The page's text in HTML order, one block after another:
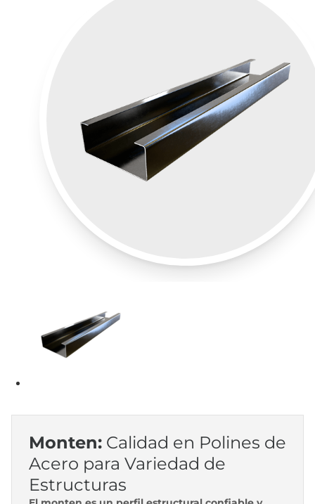
Monten: Calidad en Polines de
Acero para Variedad de
Estructuras